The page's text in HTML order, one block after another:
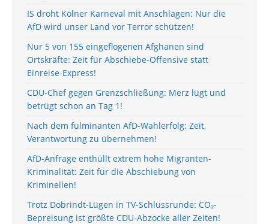
IS droht Kölner Karneval mit Anschlägen: Nur die
AfD wird unser Land vor Terror schützen!
Nur 5 von 155 eingeflogenen Afghanen sind
Ortskräfte: Zeit für Abschiebe-Offensive statt
Einreise-Express!
CDU-Chef gegen Grenzschließung: Merz lügt und
betrügt schon an Tag 1!
Nach dem fulminanten AfD-Wahlerfolg: Zeit,
Verantwortung zu übernehmen!
AfD-Anfrage enthüllt extrem hohe Migranten-
Kriminalität: Zeit für die Abschiebung von
Kriminellen!
Trotz Dobrindt-Lügen in TV-Schlussrunde: CO₂-
Bepreisung ist größte CDU-Abzocke aller Zeiten!